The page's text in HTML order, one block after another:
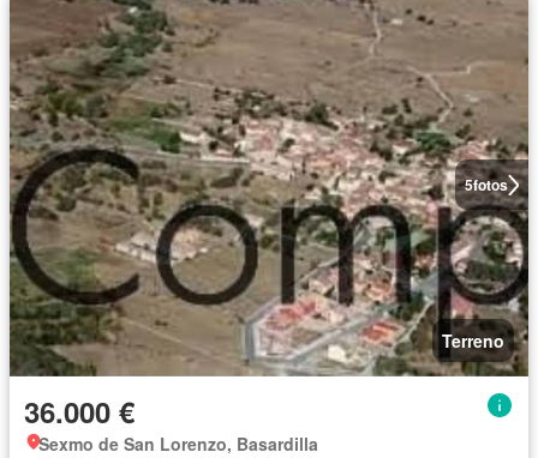
5fotos
Terreno
36.000 €
Sexmo de San Lorenzo, Basardilla